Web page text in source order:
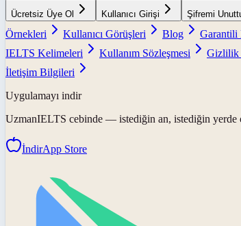
Ücretsiz Üye Ol Kullanıcı Girişi Şifremi
Örnekleri
Kullanıcı Görüşleri Blog
Garantili
IELTS Kelimeleri
Kullanım Sözleşmesi
Gizlilik
İletişim Bilgileri
Uygulamayı indir
UzmanIELTS cebinde — istediğin an, istediğin yerde
İndirApp Store